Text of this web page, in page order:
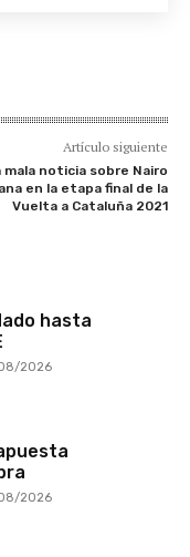
Artículo siguiente
mala noticia sobre Nairo
en la etapa final de la
Vuelta a Cataluña 2021
hasta
2026
2026